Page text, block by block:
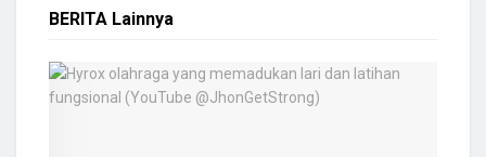
BERITA Lainnya